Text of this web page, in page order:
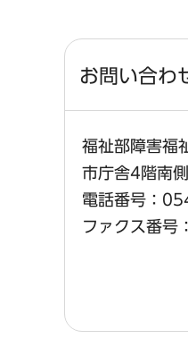
お問い合わ
福祉部障害福
市庁舎4階南側
電話番号：
ファクス番